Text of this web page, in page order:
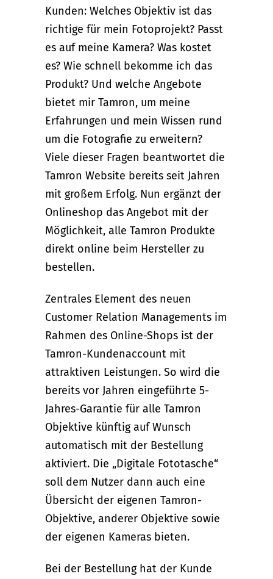
Kunden: Welches Objektiv ist das
richtige für mein Fotoprojekt? Passt
es auf meine Kamera? Was kostet
es? Wie schnell bekomme ich das
Produkt? Und welche Angebote
bietet mir Tamron, um meine
Erfahrungen und mein Wissen rund
um die Fotografie zu erweitern?
Viele dieser Fragen beantwortet die
Tamron Website bereits seit Jahren
mit großem Erfolg. Nun ergänzt der
Onlineshop das Angebot mit der
Möglichkeit, alle Tamron Produkte
direkt online beim Hersteller zu
bestellen.
Zentrales Element des neuen
Customer Relation Managements im
Rahmen des Online-Shops ist der
Tamron-Kundenaccount mit
attraktiven Leistungen. So wird die
bereits vor Jahren eingeführte 5-
Jahres-Garantie für alle Tamron
Objektive künftig auf Wunsch
automatisch mit der Bestellung
aktiviert. Die „Digitale Fototasche“
soll dem Nutzer dann auch eine
Übersicht der eigenen Tamron-
Objektive, anderer Objektive sowie
der eigenen Kameras bieten.
Bei der Bestellung hat der Kunde